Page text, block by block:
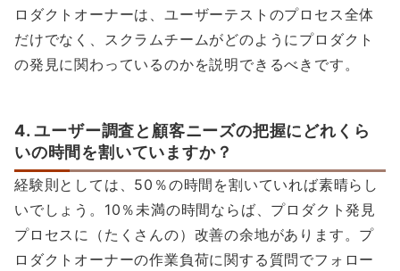
ロダクトオーナーは、ユーザーテストのプロセス全体
だけでなく、スクラムチームがどのようにプロダクト
の発見に関わっているのかを説明できるべきです。
4. ユーザー調査と顧客ニーズの把握にどれくら
いの時間を割いていますか？
経験則としては、50％の時間を割いていれば素晴らし
いでしょう。10％未満の時間ならば、プロダクト発見
プロセスに（たくさんの）改善の余地があります。プ
ロダクトオーナーの作業負荷に関する質問でフォロー